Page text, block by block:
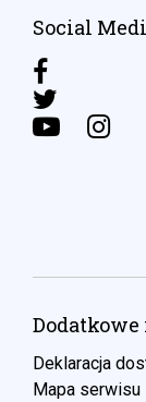
Social
Deklaracja
Mapa serwisu